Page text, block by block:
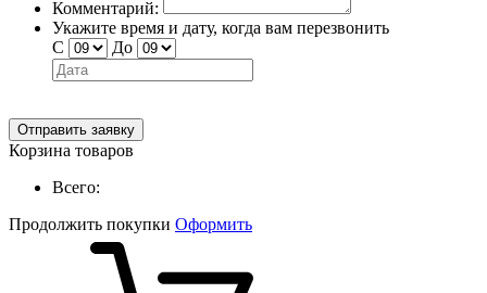
Комментарий:
Укажите время и дату, когда вам перезвонить
С
До
Отправить заявку
Корзина товаров
Всего:
Продолжить покупки Оформить